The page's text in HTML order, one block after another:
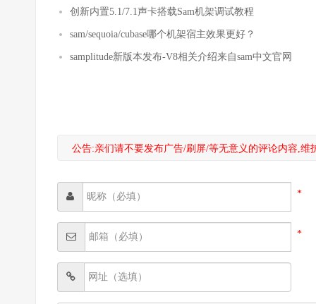
创新内置5.1/7.1声卡搭载Sam机架调试教程
sam/sequoia/cubase哪个机架宿主效果更好？
samplitude新版本发布-V8相关介绍来自sam中文官网
公告:亲们请不要发布广告/刷屏/等无意义的评论内容,
*
*